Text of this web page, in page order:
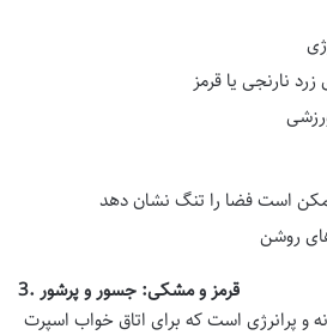
نارنجی یا قرمز
است فضا را تنگ نشان دهد
روشن
3. قرمز و مشکی: جسور و پرشور
و پرانرژی است که برای اتاق خواب اسپرت